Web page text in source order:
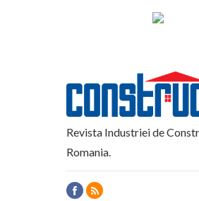
Revista Industriei de
Romania.